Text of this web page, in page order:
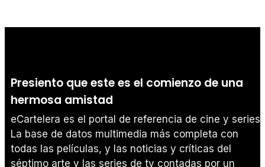
Presiento que este es el comienzo de una
hermosa amistad
eCartelera es el portal de referencia de cine y series.
La base de datos multimedia más completa con
todas las películas, y las noticias y críticas del
séptimo arte y las series de tv contadas por un